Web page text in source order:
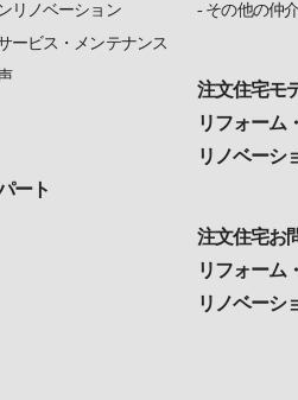
リノベーション
ービス・メンテナンス
ート
その他の仲
注文住宅モ
リフォーム・
リノベーシ
注文住宅お
リフォーム・
リノベーシ